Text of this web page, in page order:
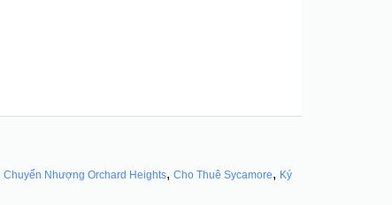
Chuyển Nhượng Orchard Heights, Cho Thuê Sycamore, Ký